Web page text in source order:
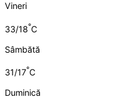
Vineri
33/18°C
Sâmbătă
31/17°C
Duminică